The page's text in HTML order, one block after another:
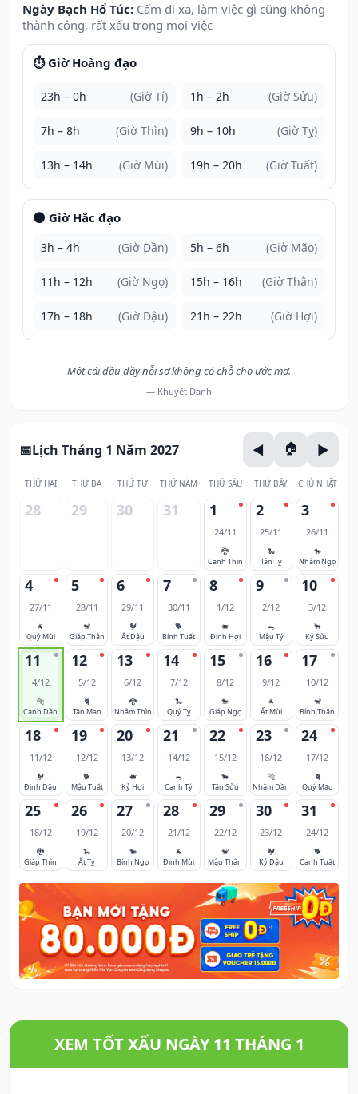
Ngày Bạch Hổ Túc: Cấm đi xa, làm việc gì cũng không
thành công, rất xấu trong mọi việc
⏱️ Giờ Hoàng đạo
23h – 0h (Giờ Tí) 1h – 2h (Giờ Sửu)
7h – 8h (Giờ Thìn) 9h – 10h (Giờ Tỵ)
13h – 14h (Giờ Mùi) 19h – 20h (Giờ Tuất)
🌑 Giờ Hắc đạo
3h – 4h (Giờ Dần) 5h – 6h (Giờ Mão)
11h – 12h (Giờ Ngọ) 15h – 16h (Giờ Thân)
17h – 18h (Giờ Dậu) 21h – 22h (Giờ Hợi)
Một cái đầu đầy nỗi sợ không có chỗ cho ước mơ.
— Khuyết Danh
Lịch Tháng 1 Năm 2027
THỨ HAI THỨ BA THỨ TƯ THỨ NĂM THỨ SÁU THỨ BẢY CHỦ NHẬT
28 29 30 31 1
24/11
🐉
Canh Thìn
2
25/11
🐍
Tân Tỵ
3
26/11
🐎
Nhâm Ngọ
4
27/11
🐐
Quý Mùi
5
28/11
🐒
Giáp Thân
6
29/11
🐓
Ất Dậu
7
30/11
🐕
Bính Tuất
8
1/12
🐖
Đinh Hợi
9
2/12
🐀
Mậu Tý
10
3/12
🐂
Kỷ Sửu
11
4/12
🐅
Canh Dần
12
5/12
🐈
Tân Mão
13
6/12
🐉
Nhâm Thìn
14
7/12
🐍
Quý Tỵ
15
8/12
🐎
Giáp Ngọ
16
9/12
🐐
Ất Mùi
17
10/12
🐒
Bính Thân
18
11/12
🐓
Đinh Dậu
19
12/12
🐕
Mậu Tuất
20
13/12
🐖
Kỷ Hợi
21
14/12
🐀
Canh Tý
22
15/12
🐂
Tân Sửu
23
16/12
🐅
Nhâm Dần
24
17/12
🐈
Quý Mão
25
18/12
🐉
Giáp Thìn
26
19/12
🐍
Ất Tỵ
27
20/12
🐎
Bính Ngọ
28
21/12
🐐
Đinh Mùi
29
22/12
🐒
Mậu Thân
30
23/12
🐓
Kỷ Dậu
31
24/12
🐕
Canh Tuất
XEM TỐT XẤU NGÀY 11 THÁNG 1